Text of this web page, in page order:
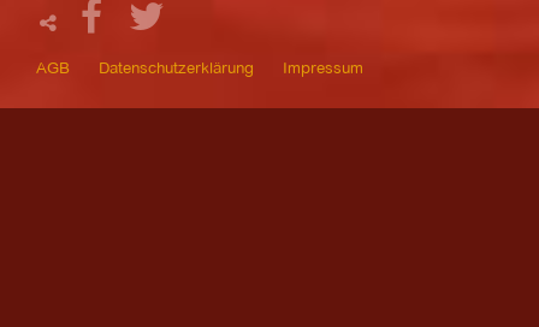
AGB Datenschutzerklärung Impressum